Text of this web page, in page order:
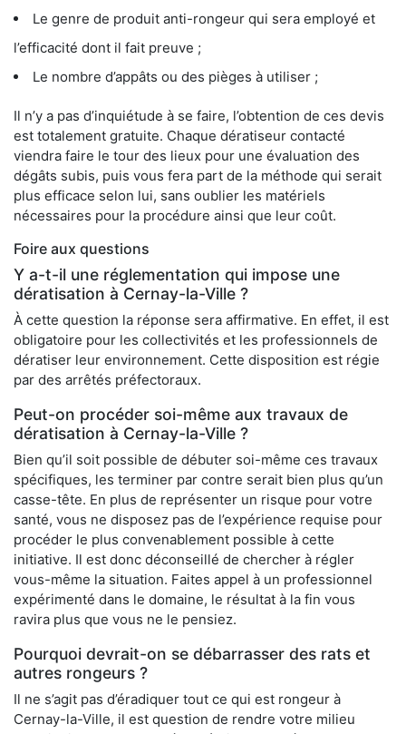
Le genre de produit anti-rongeur qui sera employé et
l’efficacité dont il fait preuve ;
Le nombre d’appâts ou des pièges à utiliser ;
Il n’y a pas d’inquiétude à se faire, l’obtention de ces devis
est totalement gratuite. Chaque dératiseur contacté
viendra faire le tour des lieux pour une évaluation des
dégâts subis, puis vous fera part de la méthode qui serait
plus efficace selon lui, sans oublier les matériels
nécessaires pour la procédure ainsi que leur coût.
Foire aux questions
Y a-t-il une réglementation qui impose une
dératisation à Cernay-la-Ville ?
À cette question la réponse sera affirmative. En effet, il est
obligatoire pour les collectivités et les professionnels de
dératiser leur environnement. Cette disposition est régie
par des arrêtés préfectoraux.
Peut-on procéder soi-même aux travaux de
dératisation à Cernay-la-Ville ?
Bien qu’il soit possible de débuter soi-même ces travaux
spécifiques, les terminer par contre serait bien plus qu’un
casse-tête. En plus de représenter un risque pour votre
santé, vous ne disposez pas de l’expérience requise pour
procéder le plus convenablement possible à cette
initiative. Il est donc déconseillé de chercher à régler
vous-même la situation. Faites appel à un professionnel
expérimenté dans le domaine, le résultat à la fin vous
ravira plus que vous ne le pensiez.
Pourquoi devrait-on se débarrasser des rats et
autres rongeurs ?
Il ne s’agit pas d’éradiquer tout ce qui est rongeur à
Cernay-la-Ville, il est question de rendre votre milieu